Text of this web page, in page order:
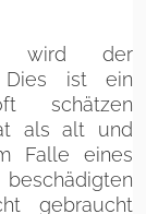
wird der
Dies ist ein
schätzen
als alt und
Falle eines
gebraucht